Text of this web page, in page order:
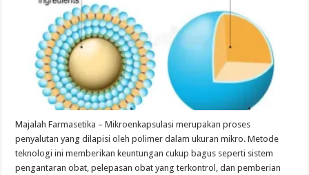
Majalah Farmasetika – Mikroenkapsulasi merupakan proses
penyalutan yang dilapisi oleh polimer dalam ukuran mikro. Metode
teknologi ini memberikan keuntungan cukup bagus seperti sistem
pengantaran obat, pelepasan obat yang terkontrol, dan pemberian